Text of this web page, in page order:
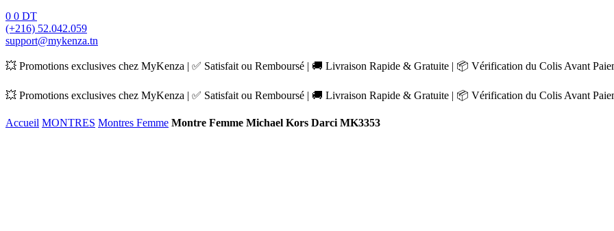
0 0 DT
(+216) 52.042.059
support@mykenza.tn
💥 Promotions exclusives chez MyKenza | ✅ Satisfait ou Remboursé | 🚚 Livraison Rapide & Gratuite | 📦 Vérification du Colis Avant
💥 Promotions exclusives chez MyKenza | ✅ Satisfait ou Remboursé | 🚚 Livraison Rapide & Gratuite | 📦 Vérification du Colis Avant
Accueil MONTRES Montres Femme Montre Femme Michael Kors Darci MK3353